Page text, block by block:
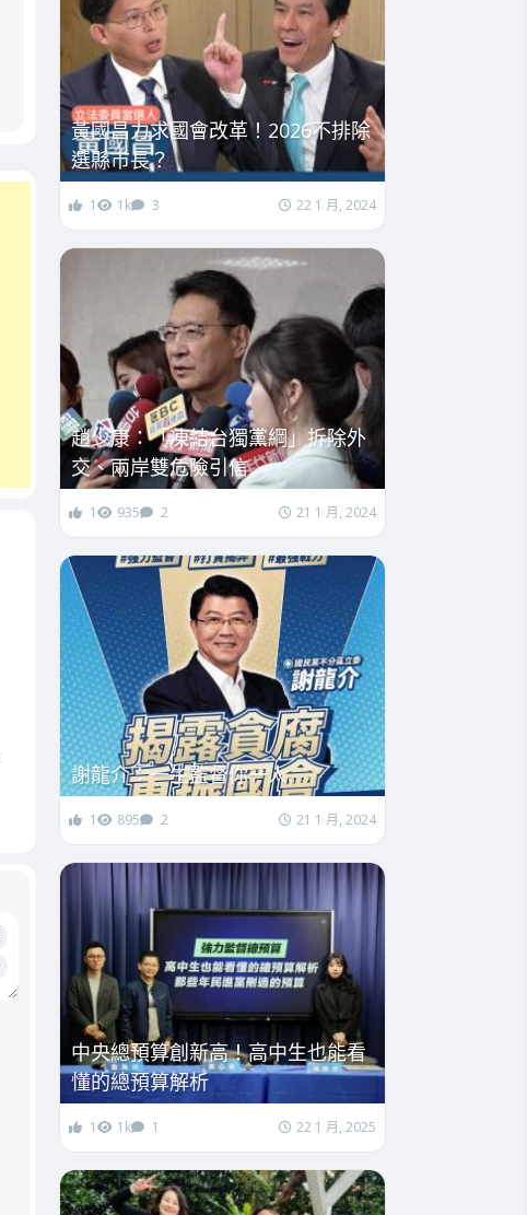
黃國昌力求國會改革！2026不排除
選縣市長？
1 1k 3 22 1 月, 2024
趙少康：「凍結台獨黨綱」拆除外
交、兩岸雙危險引信
1 935 2 21 1 月, 2024
謝龍介：一生監督你一人
1 895 2 21 1 月, 2024
中央總預算創新高！高中生也能看
懂的總預算解析
1 1k 1 22 1 月, 2025